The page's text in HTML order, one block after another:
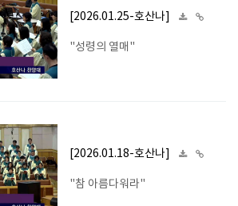
[2026.01.25-호산나]
"성령의 열매"
[2026.01.18-호산나]
"참 아름다워라"